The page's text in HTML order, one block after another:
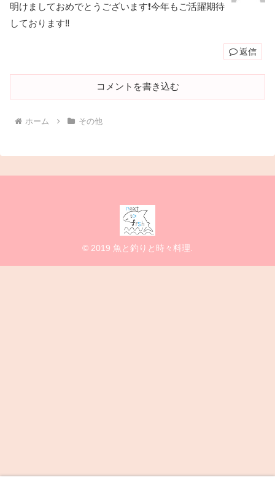
明けましておめでとうございます❗今年もご活躍期待
しております‼️
返信
コメントを書き込む
ホーム その他
© 2019 魚と釣りと時々料理.